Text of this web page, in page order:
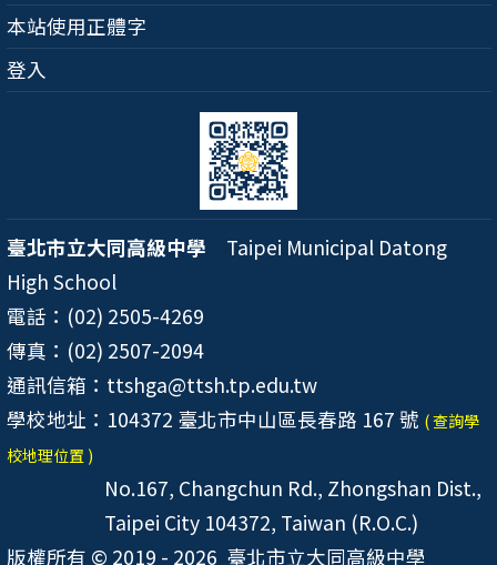
本站使用正體字
登入
臺北市立大同高級中學 Taipei Municipal Datong
High School
電話：(02) 2505-4269
傳真：(02) 2507-2094
通訊信箱：ttshga@ttsh.tp.edu.tw
學校地址：104372 臺北市中山區長春路 167 號 ( 查詢學
校地理位置 )
No.167, Changchun Rd., Zhongshan Dist.,
Taipei City 104372, Taiwan (R.O.C.)
版權所有 © 2019 - 2026 臺北市立大同高級中學